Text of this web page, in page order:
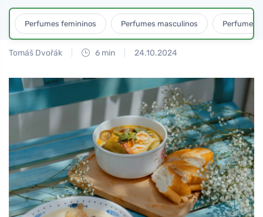
Perfumes femininos Perfumes masculinos Perfumes
Tomáš Dvořák 6 min 24.10.2024